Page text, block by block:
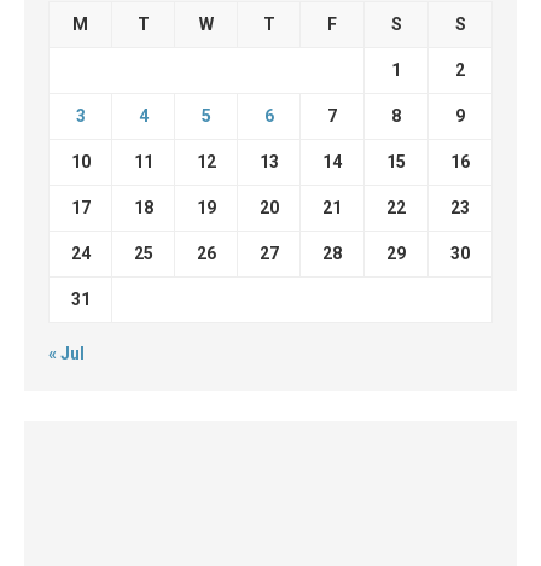
M T W T F S S
1 2
3 4 5 6 7 8 9
10 11 12 13 14 15 16
17 18 19 20 21 22 23
24 25 26 27 28 29 30
31
« Jul